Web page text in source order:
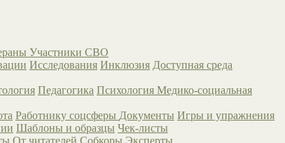
Участники СВО
Исследования Инклюзия Доступная среда
Педагогика Психология Медико-социальная
Работнику соцсферы Документы Игры и упражнения
Шаблоны и образцы Чек-листы